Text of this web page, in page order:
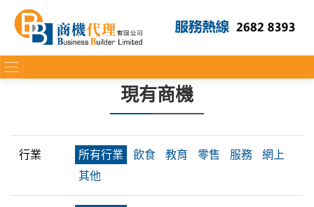
現有商機
行業 所有行業 飲食 教育 零售 服務
網上
其他